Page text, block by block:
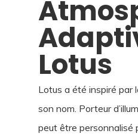
Lotus
Lotus a été inspiré par
son nom. Porteur
peut être personnalisé